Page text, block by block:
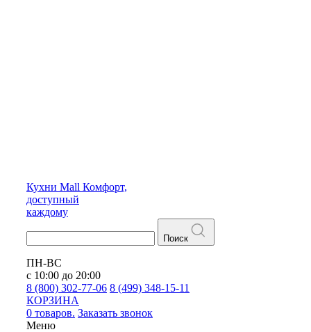
Кухни Mall Комфорт,
доступный
каждому
Поиск
ПН-ВС
с 10:00 до 20:00
8 (800) 302-77-06 8 (499) 348-15-11
КОРЗИНА
0 товаров. Заказать звонок
Меню